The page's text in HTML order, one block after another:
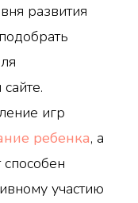
развития
игр
ребенка, а
участию